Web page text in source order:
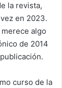
la revista,
en 2023.
algo
de 2014
curso de la